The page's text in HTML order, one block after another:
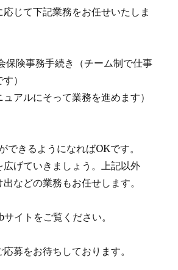
応じて下記業務をお任せいたしま
険事務手続き（チーム制で仕事
）
アルにそって業務を進めます）
できるようになればOKです。
広げていきましょう。上記以外
などの業務もお任せします。
イトをご覧ください。
募をお待ちしております。